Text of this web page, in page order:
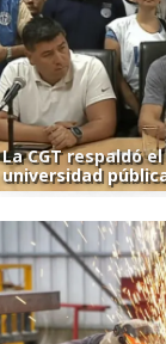
La CGT respaldó
universidad